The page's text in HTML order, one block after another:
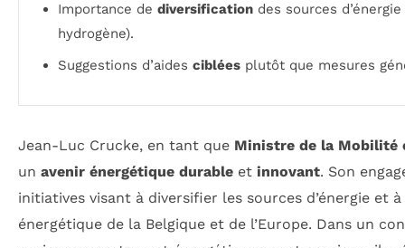
Importance de diversification des sources
hydrogène).
Suggestions d’aides ciblées plutôt que mesures
Jean-Luc Crucke, en tant que Ministre de la Mobilité
un avenir énergétique durable et innovant. Son
initiatives visant à diversifier les sources d’énergie et
énergétique de la Belgique et de l’Europe. Dans un